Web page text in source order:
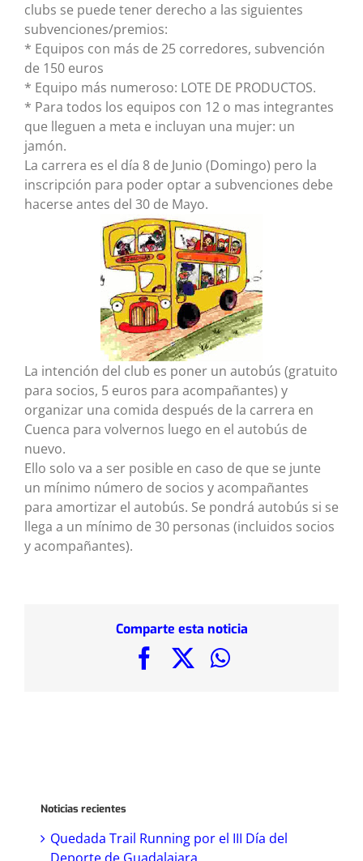
clubs se puede tener derecho a las siguientes
subvenciones/premios:
* Equipos con más de 25 corredores, subvención
de 150 euros
* Equipo más numeroso: LOTE DE PRODUCTOS.
* Para todos los equipos con 12 o mas integrantes
que lleguen a meta e incluyan una mujer: un
jamón.
La carrera es el día 8 de Junio (Domingo) pero la
inscripción para poder optar a subvenciones debe
hacerse antes del 30 de Mayo.
La intención del club es poner un autobús (gratuito
para socios, 5 euros para acompañantes) y
organizar una comida después de la carrera en
Cuenca para volvernos luego en el autobús de
nuevo.
Ello solo va a ser posible en caso de que se junte
un mínimo número de socios y acompañantes
para amortizar el autobús. Se pondrá autobús si se
llega a un mínimo de 30 personas (incluidos socios
y acompañantes).
Comparte esta noticia
FacebookWhatsApp
Noticias recientes
Quedada Trail Running por el III Día del